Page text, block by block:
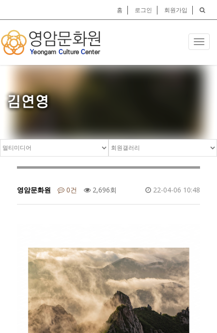
홈 로그인 회원가입
김연영
영암문화원 0건 2,696회 22-04-06 10:48